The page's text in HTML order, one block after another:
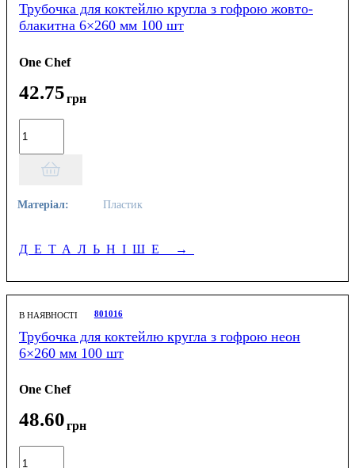
Трубочка для коктейлю кругла з гофрою жовто-
блакитна 6×260 мм 100 шт
One Chef
42.75грн
Матеріал: Пластик
ДЕТАЛЬНІШЕ →
В НАЯВНОСТІ 801016
Трубочка для коктейлю кругла з гофрою неон
6×260 мм 100 шт
One Chef
48.60грн